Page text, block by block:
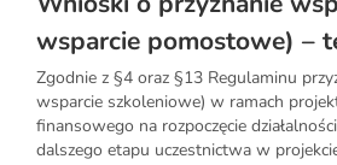
wsparcie pomostowe) –
Zgodnie z §4 oraz §13 Regulaminu
wsparcie szkoleniowe) w ramach
finansowego na rozpoczęcie
dalszego etapu uczestnictwa w